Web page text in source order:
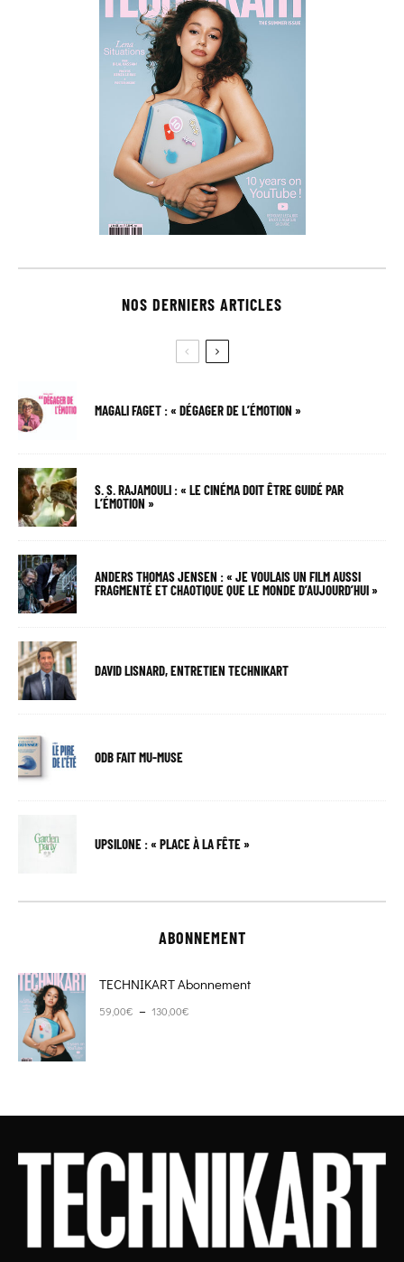
NOS DERNIERS ARTICLES
MAGALI FAGET : « DÉGAGER DE L’ÉMOTION »
S. S. RAJAMOULI : « LE CINÉMA DOIT ÊTRE GUIDÉ PAR
L’ÉMOTION »
ANDERS THOMAS JENSEN : « JE VOULAIS UN FILM AUSSI
FRAGMENTÉ ET CHAOTIQUE QUE LE MONDE D’AUJOURD’HUI »
DAVID LISNARD, ENTRETIEN TECHNIKART
ODB FAIT MU-MUSE
UPSILONE : « PLACE À LA FÊTE »
ABONNEMENT
TECHNIKART Abonnement
59,00€ – 130,00€